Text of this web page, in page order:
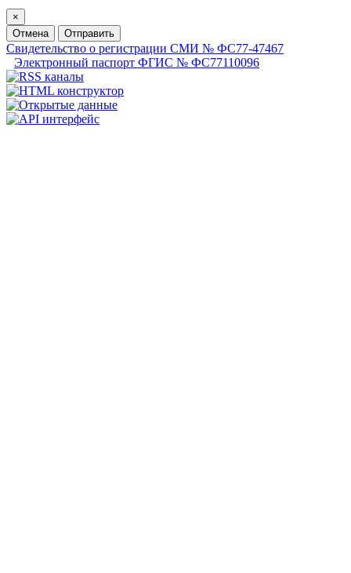
×
Отмена
Отправить
Свидетельство о регистрации СМИ № ФС77-47467
Электронный паспорт ФГИС № ФС77110096